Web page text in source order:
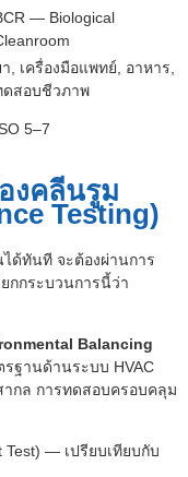
— Biological
า, เครื่องมือแพทย์, อาหาร,
ดสอบชีวภาพ
5–7
งคลีนรูม
Testing)
ด้ทันที จะต้องผ่านการ
กกระบวนการนี้ว่า
Balancing
รฐานด้านระบบ HVAC
ากล การทดสอบครอบคลุม
— เปรียบเทียบกับ